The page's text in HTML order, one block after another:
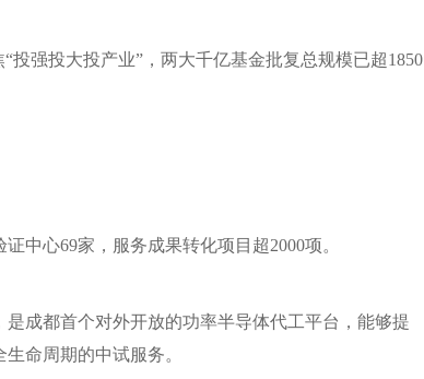
强投大投产业”，两大千亿基金批复总规模已超1850
中心69家，服务成果转化项目超2000项。
成都首个对外开放的功率半导体代工平台，能够提
命周期的中试服务。